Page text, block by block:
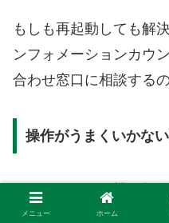
もしも再起動しても解
ンフォメーションカウ
合わせ窓口に相談する
操作がうまくいかな
イオンのコピー機を操
スマホからの接続がで
メニュー ホーム